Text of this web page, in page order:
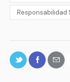
Responsabilidad